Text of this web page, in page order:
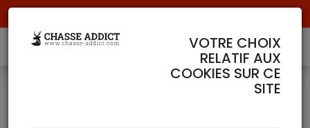
Zeiss Secacam 1 - Piège
VOTRE CHOIX
RELATIF AUX
COOKIES SUR CE
SITE